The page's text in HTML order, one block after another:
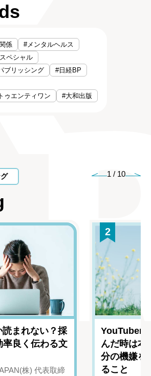
係
#メンタルヘルス
ペシャル
ブリッシング
#日経BP
ゥエンティワン
#大和出版
1 / 10
まれない？採
率良く伝わる文
株) 代表取締
2
YouTuber
んだ時は
分の機嫌を
ること